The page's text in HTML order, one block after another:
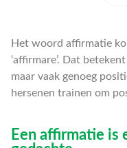
Het woord affirmatie
‘affirmare’. Dat
maar vaak genoeg
hersenen trainen om
Een affirmatie is